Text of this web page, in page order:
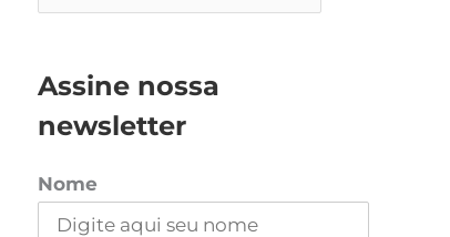
Assine nossa
newsletter
Nome